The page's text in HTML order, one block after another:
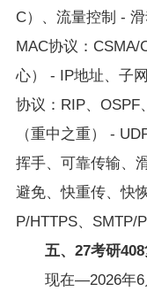
C）、流量控制 -
MAC协议：CSMA/
心） - IP地址、子
协议：RIP、
（重中之重） -
挥手、可靠传输、
避免、快重传、快
P/HTTPS、SMTP/
五、27考研
现在—2026年6